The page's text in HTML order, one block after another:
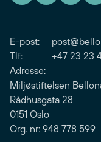
E-post:
Tlf: +47 23 23
Adresse:
Miljøstiftelsen
Rådhusgata 28
0151 Oslo
Org. nr: 948 778 599